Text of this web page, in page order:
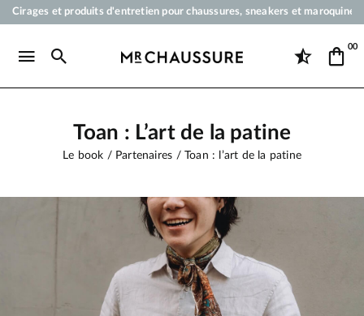
Votre commande sera expédiée en 24 heures ouvrées
Livraison offerte dès 50 €
00
Toan : L’art de la patine
Le book Partenaires Toan : l’art de la patine